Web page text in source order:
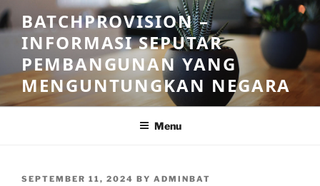
Skip
to
content
BATCHPROVISION –
INFORMASI SEPUTAR
PEMBANGUNAN YANG
MENGUNTUNGKAN NEGARA
Menu
POSTED
SEPTEMBER 11, 2024 BY ADMINBAT